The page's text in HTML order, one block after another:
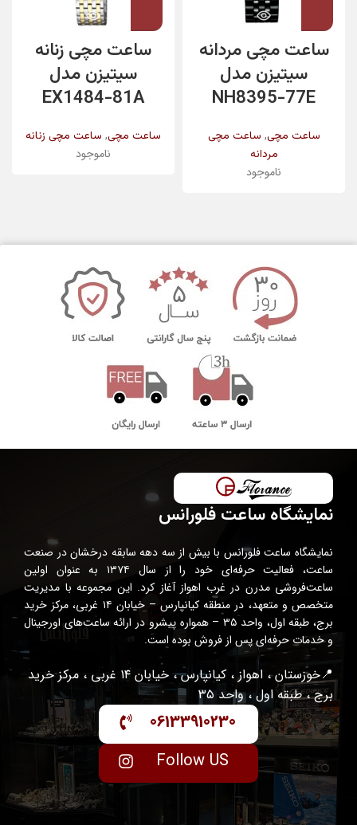
ساعت مچی مردانه
سیتیزن مدل
NH8395-77E
ساعت مچی, ساعت مچی
مردانه
ناموجود
ساعت مچی زنانه
سیتیزن مدل
EX1484-81A
ساعت مچی, ساعت مچی زنانه
ناموجود
نمایشگاه ساعت فلورانس
نمایشگاه ساعت فلورانس با بیش از سه دهه سابقه درخشان در صنعت
ساعت، فعالیت حرفه‌ای خود را از سال ۱۳۷۴ به عنوان اولین
ساعت‌فروشی مدرن در غرب اهواز آغاز کرد. این مجموعه با مدیریت
متخصص و متعهد، در منطقه کیانپارس – خیابان ۱۴ غربی، مرکز خرید
برج، طبقه اول، واحد ۳۵ – همواره پیشرو در ارائه ساعت‌های اورجینال
و خدمات حرفه‌ای پس از فروش بوده است.
📍خوزستان ، اهواز ، کیانپارس ، خیابان ۱۴ غربی ، مرکز خرید
برج ، طبقه اول ، واحد ۳۵
06133910230
Follow US